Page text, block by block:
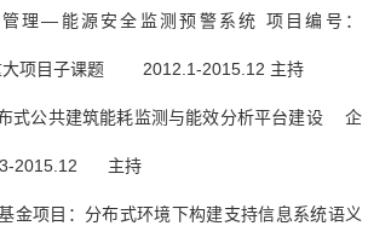
理—能源安全监测预警系统 项目编号：
项目子课题 2012.1-2015.12 主持
式公共建筑能耗监测与能效分析平台建设 企
2015.12 主持
金项目：分布式环境下构建支持信息系统语义